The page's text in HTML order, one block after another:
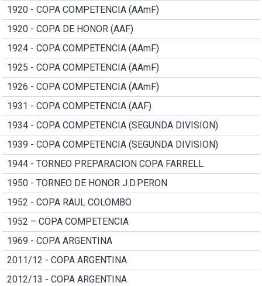
1920 - COPA COMPETENCIA (AAmF)
1920 - COPA DE HONOR (AAF)
1924 - COPA COMPETENCIA (AAmF)
1925 - COPA COMPETENCIA (AAmF)
1926 - COPA COMPETENCIA (AAmF)
1931 - COPA COMPETENCIA (AAF)
1934 - COPA COMPETENCIA (SEGUNDA DIVISION)
1939 - COPA COMPETENCIA (SEGUNDA DIVISION)
1944 - TORNEO PREPARACION COPA FARRELL
1950 - TORNEO DE HONOR J.D.PERON
1952 - COPA RAUL COLOMBO
1952 – COPA COMPETENCIA
1969 - COPA ARGENTINA
2011/12 - COPA ARGENTINA
2012/13 - COPA ARGENTINA